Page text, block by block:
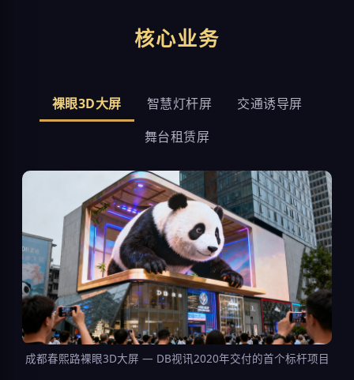
核心业务
裸眼3D大屏 智慧灯杆屏
交通诱导屏
舞台租赁屏
成都春熙路裸眼3D大屏 — DB视讯2020年交付的首个标杆项目